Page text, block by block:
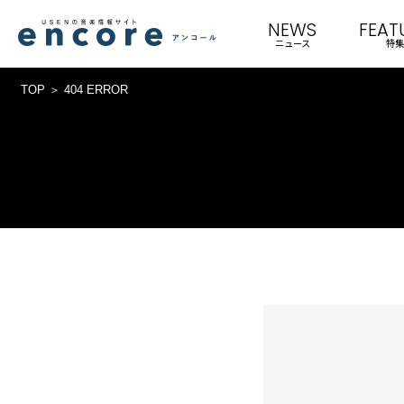
NEWS
ニュース 特集
TOP 404 ERROR